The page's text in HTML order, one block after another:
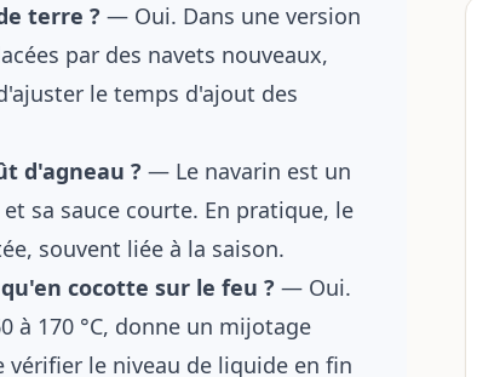
terre ? — Oui. Dans une version
par des navets nouveaux,
le temps d'ajout des
d'agneau ? — Le navarin est un
sa sauce courte. En pratique, le
souvent liée à la saison.
cocotte sur le feu ? — Oui.
à 170 °C, donne un mijotage
le niveau de liquide en fin